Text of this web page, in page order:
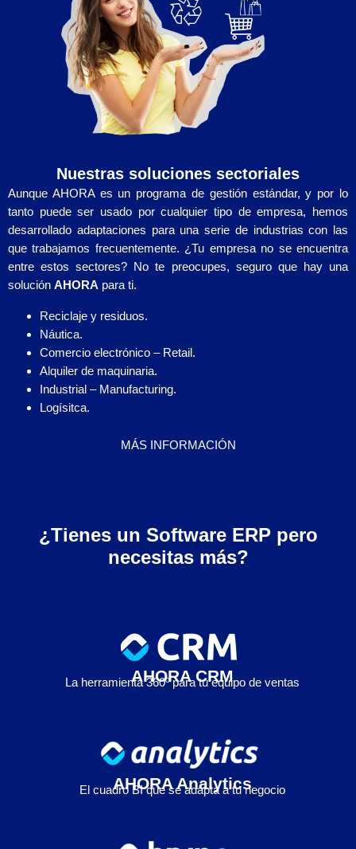
Nuestras soluciones sectoriales​
Aunque AHORA es un programa de gestión estándar, y por lo
tanto puede ser usado por cualquier tipo de empresa, hemos
desarrollado adaptaciones para una serie de industrias con las
que trabajamos frecuentemente. ¿Tu empresa no se encuentra
entre estos sectores? No te preocupes, seguro que hay una
solución AHORA para ti.
Reciclaje y residuos.
Náutica.
Comercio electrónico – Retail.
Alquiler de maquinaria.
Industrial – Manufacturing.
Logísitca.
MÁS INFORMACIÓN
¿Tienes un Software ERP pero
necesitas más?
AHORA CRM
La herramienta 360º para tu equipo de ventas
AHORA Analytics
El cuadro BI que se adapta a tu negocio